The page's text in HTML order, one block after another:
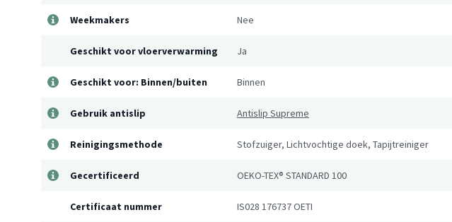
Weekmakers Nee
Geschikt voor vloerverwarming Ja
Geschikt voor: Binnen/buiten Binnen
Gebruik antislip Antislip Supreme
Reinigingsmethode Stofzuiger, Lichtvochtige doek, Tapijtreiniger
Gecertificeerd OEKO-TEX® STANDARD 100
Certificaat nummer IS028 176737 OETI